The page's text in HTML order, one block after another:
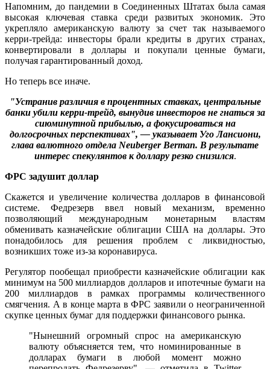
Напомним, до пандемии в Соединенных Штатах была самая
высокая ключевая ставка среди развитых экономик. Это
укрепляло американскую валюту за счет так называемого
керри-трейда: инвесторы брали кредиты в других странах,
конвертировали в доллары и покупали ценные бумаги,
получая гарантированный доход.
Но теперь все иначе.
"Устранив различия в процентных ставках, центральные
банки убили керри-трейд, вынудив инвесторов не гнаться за
сиюминутной прибылью, а фокусироваться на
долгосрочных перспективах", — указывает Уго Лансиони,
глава валютного отдела Neuberger Berman. В результате
интерес спекулянтов к доллару резко снизился.
ФРС задушит доллар
Скажется и увеличение количества долларов в финансовой
системе. Федрезерв ввел новый механизм, временно
позволяющий международным монетарным властям
обменивать казначейские облигации США на доллары. Это
понадобилось для решения проблем с ликвидностью,
возникших тоже из-за коронавируса.
Регулятор пообещал приобрести казначейские облигации как
минимум на 500 миллиардов долларов и ипотечные бумаги на
200 миллиардов в рамках программы количественного
смягчения. А в конце марта в ФРС заявили о неограниченной
скупке ценных бумаг для поддержки финансового рынка.
"Нынешний огромный спрос на американскую
валюту объясняется тем, что номинированные в
долларах бумаги в любой момент можно